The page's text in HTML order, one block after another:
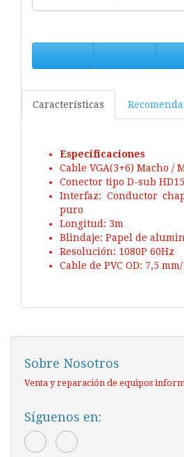
Características
Especificaciones
Cable VGA(3+6) Macho /
Conector tipo D-sub HD15
Interfaz: Conductor
puro
Longitud: 3m
Blindaje: Papel de
Resolución: 1080P 60Hz
Cable de PVC OD: 7,5
Sobre Nosotros
Venta y reparación de equipos
Síguenos en: